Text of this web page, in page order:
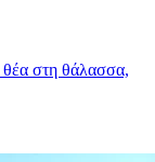
θέα στη θάλασσα,